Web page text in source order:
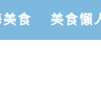
美食 美食懶